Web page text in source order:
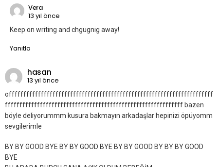
Vera
13 yıl önce
Keep on writing and chgugnig away!
Yanıtla
hasan
13 yıl önce
offffffffffffffffffffffffffffffffffffffffffffffffffffffffffffffffffffff
fffffffffffffffffffffffffffffffffffffffffffffffffffffffffffff bazen
böyle deliyorummm kusura bakmayın arkadaşlar hepinizi öpüyomm
sevgilerimle
BY BY GOOD BYE BY BY GOOD BYE BY BY GOOD BY BY BY GOOD
BYE